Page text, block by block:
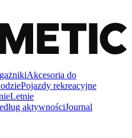
Akcesoria do
Pojazdy rekreacyjne
Letnie
aktywnościJournal